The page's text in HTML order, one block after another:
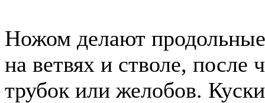
Ножом делают
на ветвях и стволе, после
трубок или желобов.